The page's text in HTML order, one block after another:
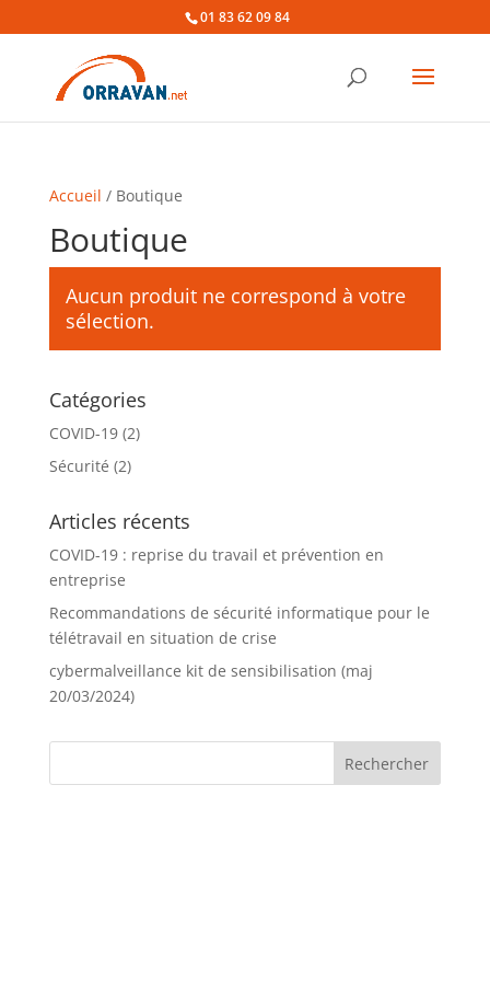
01 83 62 09 84
Accueil / Boutique
Boutique
Aucun produit ne correspond à votre
sélection.
Catégories
COVID-19(2)
Sécurité (2)
Articles récents
COVID-19 : reprise du travail et prévention en
entreprise
Recommandations de sécurité informatique pour le
télétravail en situation de crise
cybermalveillance kit de sensibilisation (maj
20/03/2024)